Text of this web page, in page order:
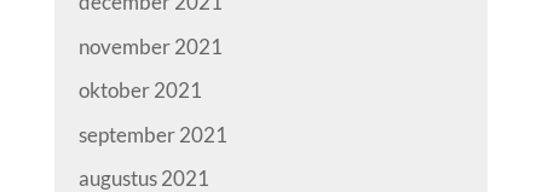
november 2021
oktober 2021
september 2021
augustus 2021